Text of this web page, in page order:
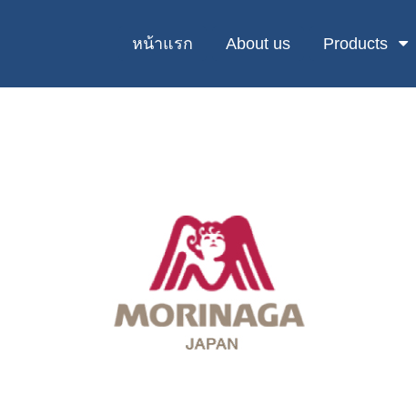
หน้าแรก About us Products